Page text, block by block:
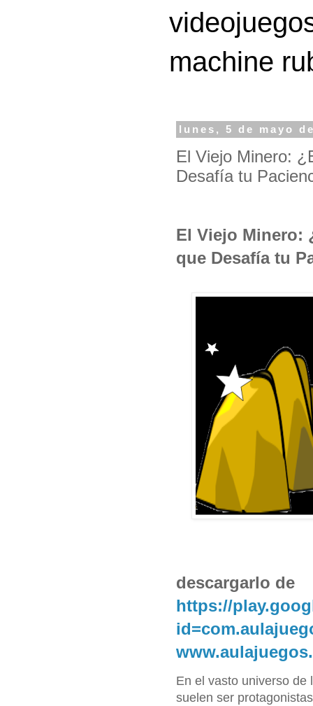
machine
lunes, 5 de mayo
El Viejo Minero:
Desafía tu
El Viejo Minero:
que Desafía tu
descargarlo de
https://
En el vasto universo de
suelen ser